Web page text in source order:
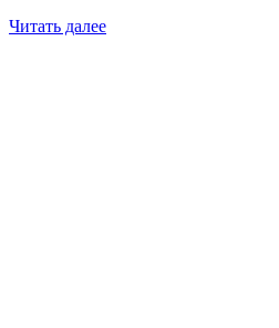
Читать далее